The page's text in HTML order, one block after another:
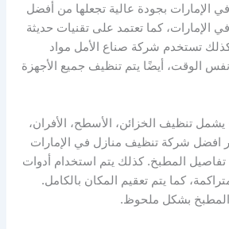
الإمارات بجودة عالية تجعلها من أفضل
كما تعتمد على تقنيات حديثة
كذلك تستخدم شركة صناع الأمل مواد
الوقت، أيضًا يتم تنظيف جميع الأجهزة
تنظيف الخزائن، الأسطح، الأفران،
افضل شركة تنظيف منازل في الإمارات
المطبخ. كذلك يتم استخدام أدوات
كما يتم تعقيم المكان بالكامل.
المطبخ بشكل ملحوظ.